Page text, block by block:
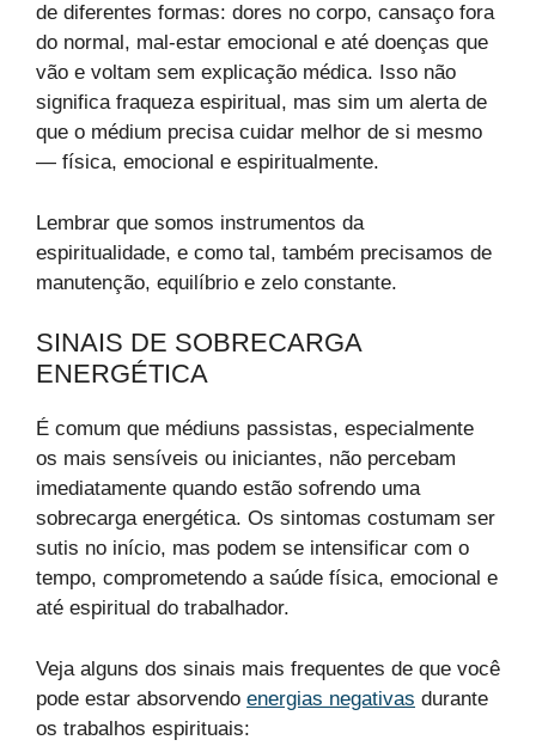
de diferentes formas: dores no corpo, cansaço fora
do normal, mal-estar emocional e até doenças que
vão e voltam sem explicação médica. Isso não
significa fraqueza espiritual, mas sim um alerta de
que o médium precisa cuidar melhor de si mesmo
— física, emocional e espiritualmente.
Lembrar que somos instrumentos da
espiritualidade, e como tal, também precisamos de
manutenção, equilíbrio e zelo constante.
SINAIS DE SOBRECARGA
ENERGÉTICA
É comum que médiuns passistas, especialmente
os mais sensíveis ou iniciantes, não percebam
imediatamente quando estão sofrendo uma
sobrecarga energética. Os sintomas costumam ser
sutis no início, mas podem se intensificar com o
tempo, comprometendo a saúde física, emocional e
até espiritual do trabalhador.
Veja alguns dos sinais mais frequentes de que você
pode estar absorvendo energias negativas durante
os trabalhos espirituais: